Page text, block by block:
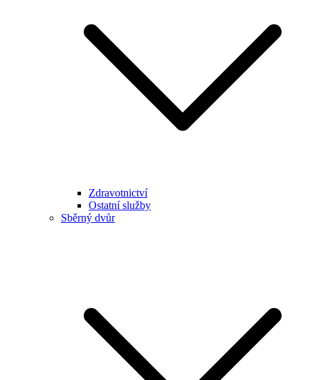
Zdravotnictví
Ostatní služby
Sběrný dvůr